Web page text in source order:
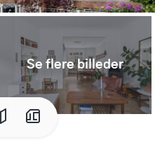
Se flere billeder